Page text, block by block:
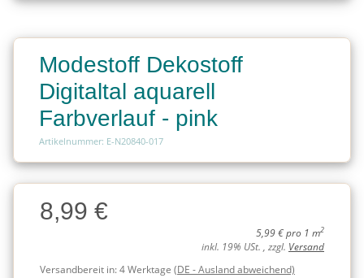
Modestoff Dekostoff
Digitaltal aquarell
Farbverlauf - pink
Artikelnummer: E-N20840-017
Charge
Charge8,99 €
5,99 € pro 1 m2
inkl. 19% USt. , zzgl. Versand
Versandbereit in:4 Werktage (DE - Ausland abweichend)